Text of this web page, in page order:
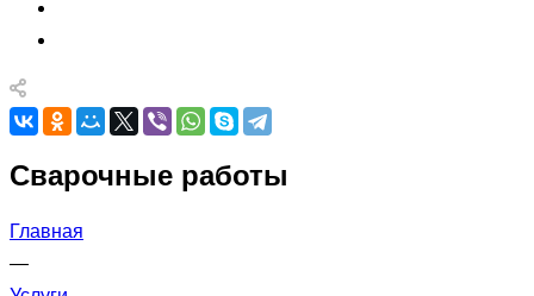
Сварочные работы
Главная
—